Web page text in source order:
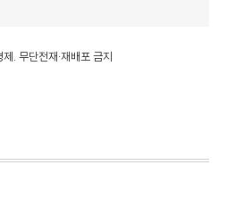
. 무단전재·재배포 금지